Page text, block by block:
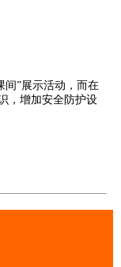
”展示活动，而在
，增加安全防护设